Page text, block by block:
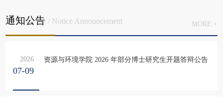
通知公告 / Notice Announcement MORE +
2026
07-09
资源与环境学院 2026 年部分博士研究生开题答辩公告